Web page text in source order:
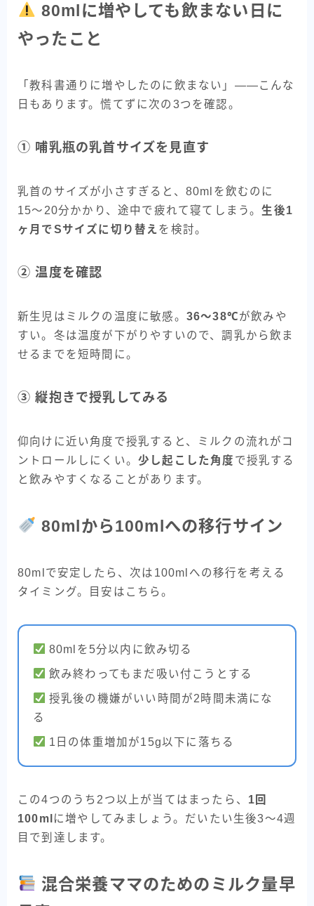
80mlに増やしても飲まない日に
やったこと
「教科書通りに増やしたのに飲まない」――こんな
日もあります。慌てずに次の3つを確認。
① 哺乳瓶の乳首サイズを見直す
乳首のサイズが小さすぎると、80mlを飲むのに
15〜20分かかり、途中で疲れて寝てしまう。生後1
ヶ月でSサイズに切り替え を検討。
② 温度を確認
新生児はミルクの温度に敏感。 36〜38℃が飲みや
すい。冬は温度が下がりやすいので、調乳から飲ま
せるまでを短時間に。
③ 縦抱きで授乳してみる
仰向けに近い角度で授乳すると、ミルクの流れがコ
ントロールしにくい。 少し起こした角度 で授乳する
と飲みやすくなることがあります。
80mlから100mlへの移行サイン
80mlで安定したら、次は100mlへの移行を考える
タイミング。目安はこちら。
80mlを5分以内に飲み切る
飲み終わってもまだ吸い付こうとする
授乳後の機嫌がいい時間が2時間未満にな
る
1日の体重増加が15g以下に落ちる
この4つのうち2つ以上が当てはまったら、 1回
100ml に増やしてみましょう。だいたい生後3〜4週
目で到達します。
混合栄養ママのためのミルク量早